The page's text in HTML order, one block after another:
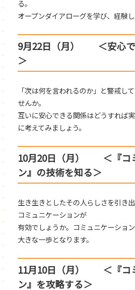
る。
オープンダイアローグを学び、経験し
9月22日（月） ＜安心で
＞
「次は何を言われるのか」と警戒し
せんか。
互いに安心できる関係はどうすれば
に考えてみましょう。
10月20日（月） ＜『コ
ン』の技術を知る＞
生き生きとしたその人らしさを引き
コミュニケーションが
有効でしょうか。コミュニケーショ
大きな一歩となります。
11月10日（月） ＜『コ
ン』を攻略する＞